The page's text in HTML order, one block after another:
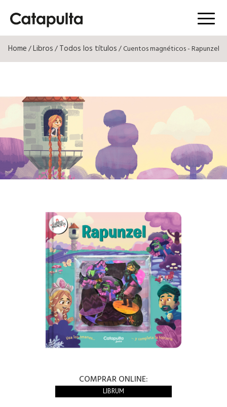
Menú
Home/Libros/Todos los títulos/ Cuentos magnéticos - Rapunzel
COMPRAR ONLINE:
LIBRUM